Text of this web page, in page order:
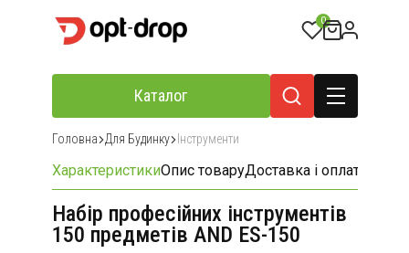
0
Каталог
Головна Для Будинку Інструменти
ХарактеристикиОпис товаруДоставка і оплата
Набір професійних інструментів
150 предметів AND ES-150